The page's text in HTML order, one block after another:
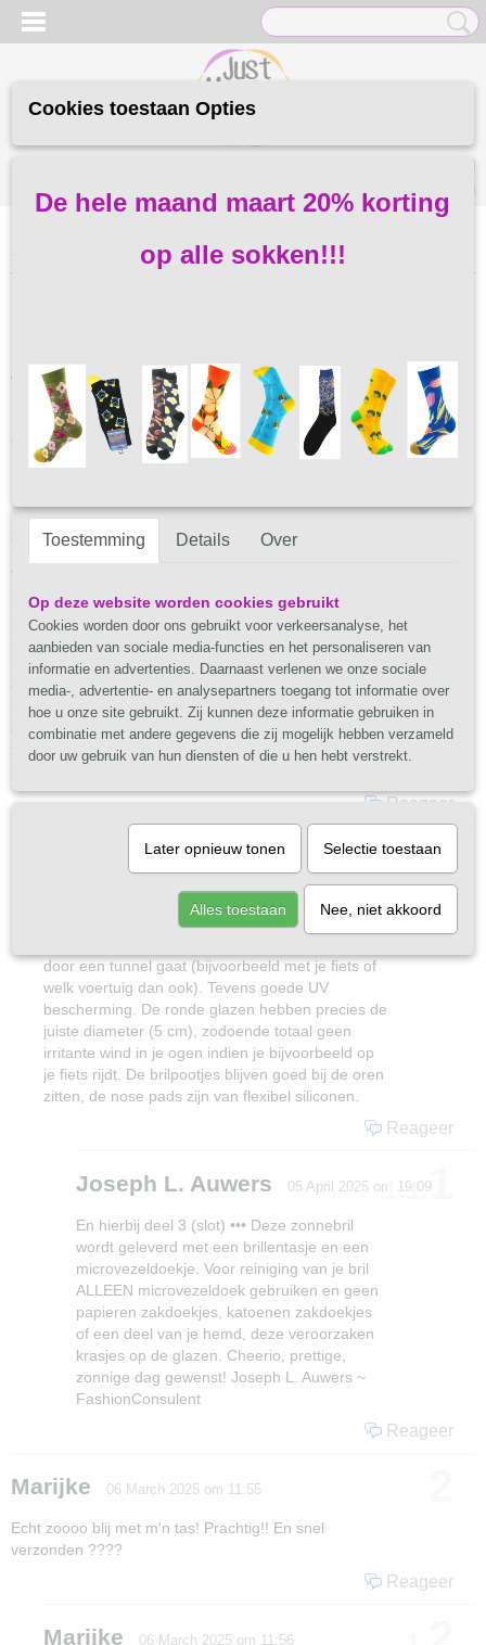
Geen producten
(0)
> Gastenboek
Welkom bij het gastenboek
van Just Happy Stuff.
Hier kun je reacties lezen van andere klanten. En je kunt natuurlijk
ook zelf je ervaringen met Just Happy Stuff delen.
Joseph L. Auwers 05 April 2025 om 19:03
Vlotte afhandeling van mijn bestelling (zonnebril met
ronde, gespiegelde glazen), en een klantvriendelijke
prijs! Tevens zeer goede totaal-info omtrent de diverse
afmetingen van de zonnebril. Wat betreft de product-
keuze door de website: deze stijlvolle zonnebril is
geschikt voor elke gender, en perfect voor elke
(sportieve) gelegenheid of dag-evenement! De ronde
glazen zijn subtiel gespiegeld, je ziet er dus altijd
zonnig uit. Tegelijkertijd zijn de glazen ondanks de
spiegeling niet te donker (
Reageer
Joseph L. Auwers 1.1
Krappe ruimte hier... Vandaar hieronder deel 2:
Tegelijkertijd zijn de glazen ondanks de spiegeling
door een tunnel gaat (bijvoorbeeld met je fiets of
welk voertuig dan ook). Tevens goede UV
bescherming. De ronde glazen hebben precies de
juiste diameter (5 cm), zodoende totaal geen
irritante wind in je ogen indien je bijvoorbeeld op
je fiets rijdt. De brilpootjes blijven goed bij de oren
zitten, de nose pads zijn van flexibel siliconen.
Reageer
Joseph L. Auwers 05 April 2025 om 19:09
1.1.1
En hierbij deel 3 (slot) ••• Deze zonnebril
wordt geleverd met een brillentasje en een
microvezeldoekje. Voor reiniging van je bril
ALLEEN microvezeldoek gebruiken en geen
papieren zakdoekjes, katoenen zakdoekjes
of een deel van je hemd, deze veroorzaken
krasjes op de glazen. Cheerio, prettige,
zonnige dag gewenst! Joseph L. Auwers ~
FashionConsulent
Reageer
Marijke 06 March 2025 om 11:55
Echt zoooo blij met m'n tas! Prachtig!! En snel
verzonden ????
Reageer
Marijke 06 March 2025 om 11:56
Cookies toestaan Opties
De hele maand maart 20% korting
op alle sokken!!!
De hele maand maart 20% korting op alle
sokken
Geen koude voeten dus voor jou dit voorjaar!
Toestemming Details Over
Op deze website worden cookies gebruikt
Cookies worden door ons gebruikt voor verkeersanalyse, het
aanbieden van sociale media-functies en het personaliseren van
informatie en advertenties. Daarnaast verlenen we onze sociale
media-, advertentie- en analysepartners toegang tot informatie over
hoe u onze site gebruikt. Zij kunnen deze informatie gebruiken in
combinatie met andere gegevens die zij mogelijk hebben verzameld
door uw gebruik van hun diensten of die u hen hebt verstrekt.
Later opnieuw tonen Selectie toestaan
Alles toestaan Nee, niet akkoord